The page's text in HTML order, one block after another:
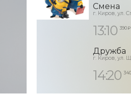
Смена
г. Киров, ул.
13:10 390 ₽
Дружба
г. Киров, ул.
14:20